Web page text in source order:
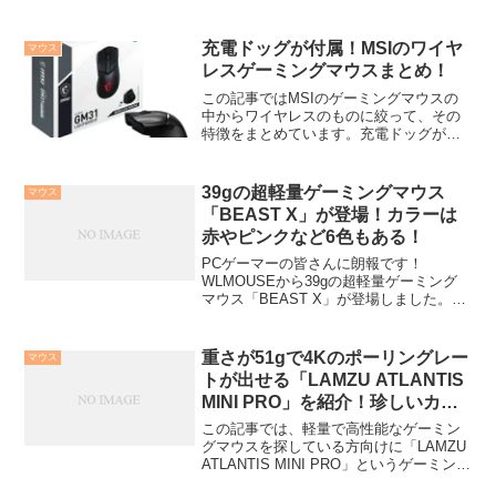
応...
マウス
充電ドッグが付属！MSIのワイヤ
レスゲーミングマウスまとめ！
この記事ではMSIのゲーミングマウスの
中からワイヤレスのものに絞って、その
特徴をまとめています。充電ドッグが付
PC周辺機器メーカーです。PC本体やモ
ニター、マウス...
マウス
39gの超軽量ゲーミングマウス
「BEAST X」が登場！カラーは
赤やピンクなど6色もある！
PCゲーマーの皆さんに朗報です！
WLMOUSEから39gの超軽量ゲーミング
マウス「BEAST X」が登場しました。こ
デザインとカラーバリエーション、高性
能センサー搭載で...
マウス
重さが51gで4Kのポーリングレー
トが出せる「LAMZU ATLANTIS
MINI PRO」を紹介！珍しいカラ
ーもある！
この記事では、軽量で高性能なゲーミン
グマウスを探している方向けに「LAMZU
ATLANTIS MINI PRO」というゲーミング